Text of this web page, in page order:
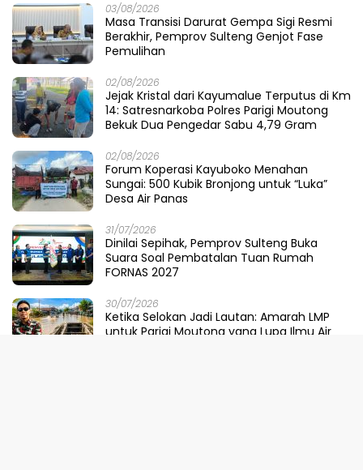
03/08/2026
Masa Transisi Darurat Gempa Sigi Resmi
Berakhir, Pemprov Sulteng Genjot Fase
Pemulihan
02/08/2026
Jejak Kristal dari Kayumalue Terputus di Km
14: Satresnarkoba Polres Parigi Moutong
Bekuk Dua Pengedar Sabu 4,79 Gram
02/08/2026
Forum Koperasi Kayuboko Menahan
Sungai: 500 Kubik Bronjong untuk “Luka”
Desa Air Panas
31/07/2026
Dinilai Sepihak, Pemprov Sulteng Buka
Suara Soal Pembatalan Tuan Rumah
FORNAS 2027
30/07/2026
Ketika Selokan Jadi Lautan: Amarah LMP
untuk Parigi Moutong yang Lupa Ilmu Air